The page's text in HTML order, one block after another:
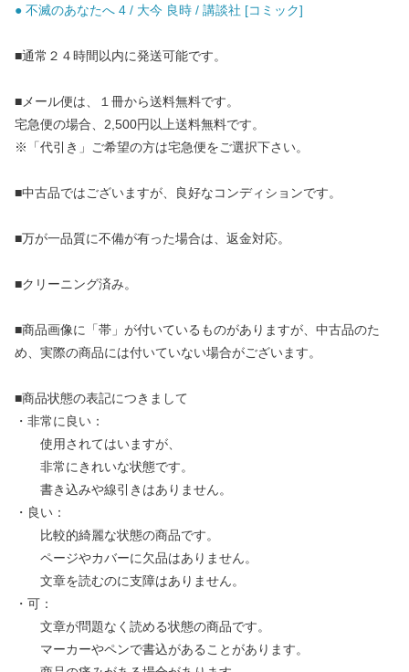
● 不滅のあなたへ 4 / 大今 良時 / 講談社 [コミック]
■通常２４時間以内に発送可能です。
■メール便は、１冊から送料無料です。
宅急便の場合、2,500円以上送料無料です。
※「代引き」ご希望の方は宅急便をご選択下さい。
■中古品ではございますが、良好なコンディションです。
■万が一品質に不備が有った場合は、返金対応。
■クリーニング済み。
■商品画像に「帯」が付いているものがありますが、中古品のた
め、実際の商品には付いていない場合がございます。
■商品状態の表記につきまして
・非常に良い：
使用されてはいますが、
非常にきれいな状態です。
書き込みや線引きはありません。
・良い：
比較的綺麗な状態の商品です。
ページやカバーに欠品はありません。
文章を読むのに支障はありません。
・可：
文章が問題なく読める状態の商品です。
マーカーやペンで書込があることがあります。